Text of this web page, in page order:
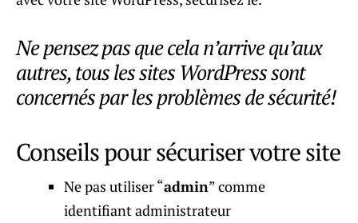
Ne pensez pas que cela n’arrive qu’aux
autres, tous les sites WordPress sont
concernés par les problèmes de sécurité!
Conseils pour sécuriser votre site
Ne pas utiliser “admin” comme
identifiant administrateur